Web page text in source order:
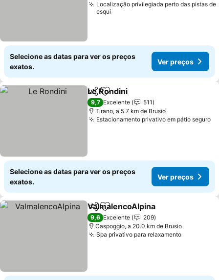
Localização privilegiada perto das pistas de
esqui
Selecione as datas para ver os preços
exatos.
Ver preços
PartilharAdicionar aos favoritos
Le Rondini
9,7 Excelente
511
Tirano, a 5.7 km de Brusio
Estacionamento privativo em pátio seguro
Selecione as datas para ver os preços
exatos.
Ver preços
PartilharAdicionar aos favoritos
ValmalencoAlpina
9,6 Excelente
209
Caspoggio, a 20.0 km de Brusio
Spa privativo para relaxamentoVer